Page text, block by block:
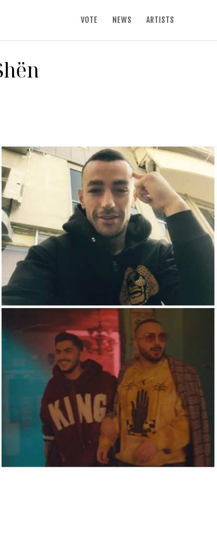
VOTE NEWS ARTISTS